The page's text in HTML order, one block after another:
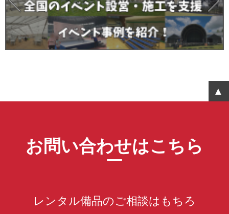
お問い合わせはこちら
レンタル備品のご相談はもちろ